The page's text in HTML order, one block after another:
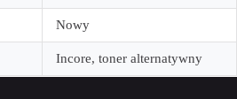
Nowy
Incore, toner alternatywny